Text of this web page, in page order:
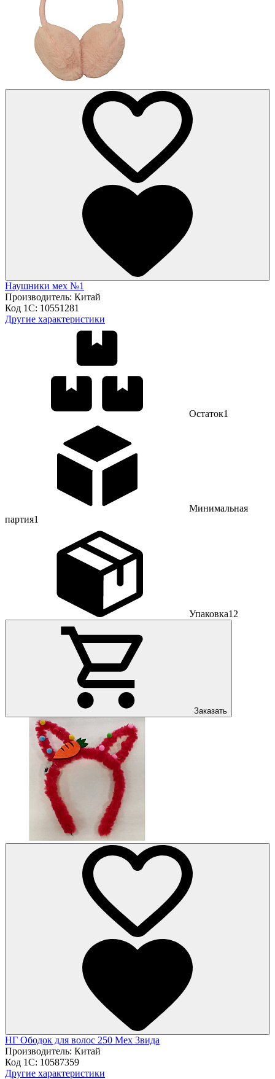
Наушники мех №1
Производитель: Китай
Код 1С: 10551281
Другие характеристики
Остаток1
Минимальная
партия1
Упаковка12
Заказать
НГ Ободок для волос 250 Мех 3вида
Производитель: Китай
Код 1С: 10587359
Другие характеристики